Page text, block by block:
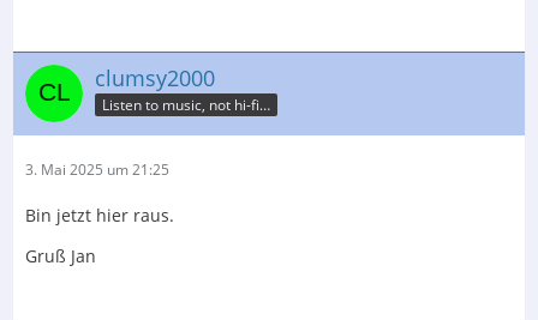
clumsy2000
Listen to music, not hi-fi…
3. Mai 2025 um 21:25
Bin jetzt hier raus.
Gruß Jan